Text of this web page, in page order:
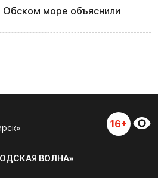
Обском море объяснили
16+
ВОЛНА»